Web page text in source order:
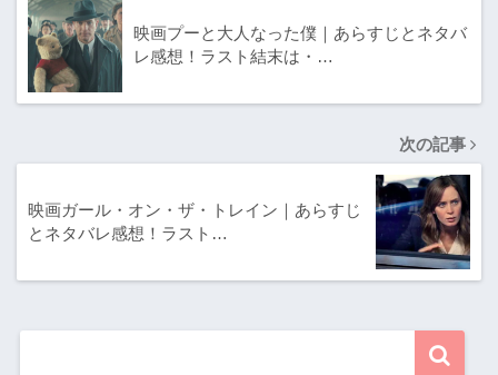
映画プーと大人なった僕｜あらすじとネタバ
レ感想！ラスト結末は・…
次の記事
映画ガール・オン・ザ・トレイン｜あらすじ
とネタバレ感想！ラスト…